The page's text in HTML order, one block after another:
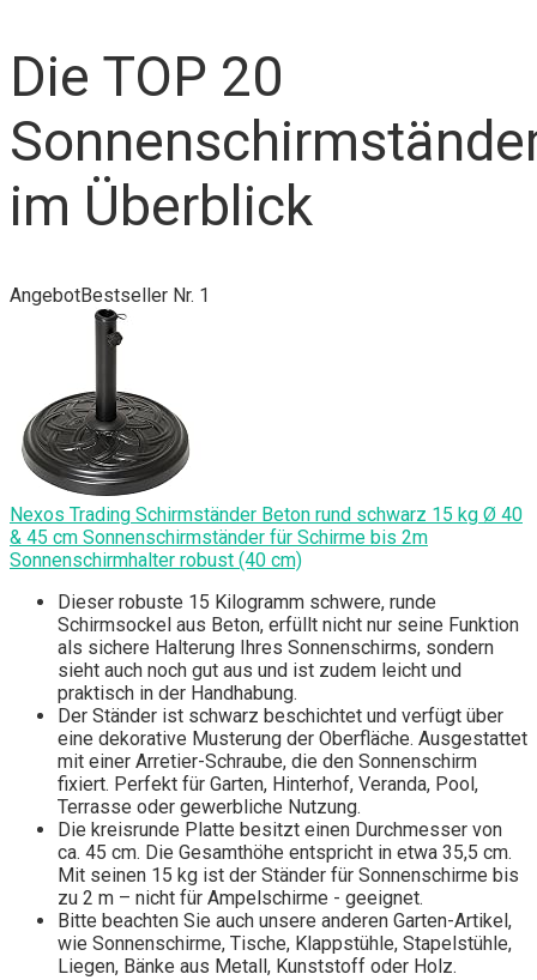
Die TOP 20
im Überblick
AngebotBestseller Nr. 1
Nexos Trading Schirmständer Beton rund schwarz 15 kg Ø 40
& 45 cm Sonnenschirmständer für Schirme bis 2m
Sonnenschirmhalter robust (40 cm)
Dieser robuste 15 Kilogramm schwere, runde
Schirmsockel aus Beton, erfüllt nicht nur seine Funktion
als sichere Halterung Ihres Sonnenschirms, sondern
sieht auch noch gut aus und ist zudem leicht und
praktisch in der Handhabung.
Der Ständer ist schwarz beschichtet und verfügt über
eine dekorative Musterung der Oberfläche. Ausgestattet
mit einer Arretier-Schraube, die den Sonnenschirm
fixiert. Perfekt für Garten, Hinterhof, Veranda, Pool,
Terrasse oder gewerbliche Nutzung.
Die kreisrunde Platte besitzt einen Durchmesser von
ca. 45 cm. Die Gesamthöhe entspricht in etwa 35,5 cm.
Mit seinen 15 kg ist der Ständer für Sonnenschirme bis
zu 2 m – nicht für Ampelschirme - geeignet.
Bitte beachten Sie auch unsere anderen Garten-Artikel,
wie Sonnenschirme, Tische, Klappstühle, Stapelstühle,
Liegen, Bänke aus Metall, Kunststoff oder Holz.